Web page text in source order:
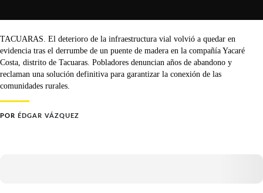
TACUARAS. El deterioro de la infraestructura vial volvió a quedar en
evidencia tras el derrumbe de un puente de madera en la compañía Yacaré
Costa, distrito de Tacuaras. Pobladores denuncian años de abandono y
reclaman una solución definitiva para garantizar la conexión de las
comunidades rurales.
POR ÉDGAR VÁZQUEZ